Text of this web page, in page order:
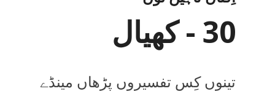
30 - کھیال
تینوں کِس تفسیروں پڑھاں مینڈے